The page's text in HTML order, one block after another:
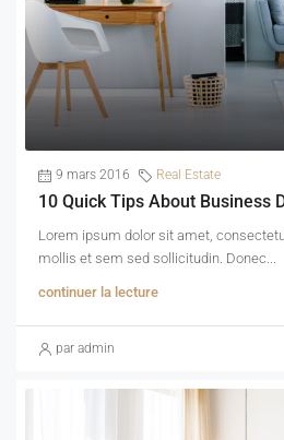
9 mars 2016 Real Estate
10 Quick Tips About Business
Lorem ipsum dolor sit amet,
mollis et sem sed sollicitudin. Donec...
continuer la lecture
par admin